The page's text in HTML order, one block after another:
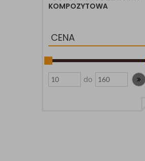
KOMPOZYTOWA
CENA
do